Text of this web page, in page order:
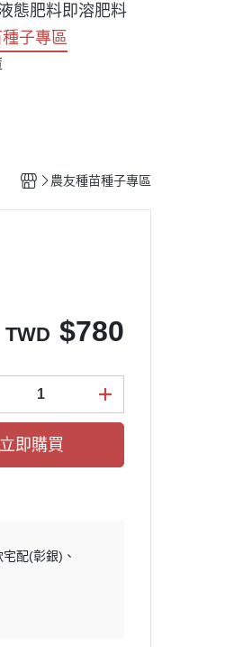
態肥料即溶肥料
子專區
農友種苗種子專區
TWD $780
立即購買
宅配(彰銀)